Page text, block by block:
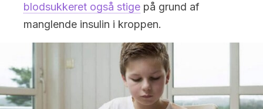
blodsukkeret også stige på grund af
manglende insulin i kroppen.